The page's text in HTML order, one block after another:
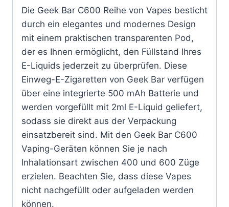
Die Geek Bar C600 Reihe von Vapes besticht
durch ein elegantes und modernes Design
mit einem praktischen transparenten Pod,
der es Ihnen ermöglicht, den Füllstand Ihres
E-Liquids jederzeit zu überprüfen. Diese
Einweg-E-Zigaretten von Geek Bar verfügen
über eine integrierte 500 mAh Batterie und
werden vorgefüllt mit 2ml E-Liquid geliefert,
sodass sie direkt aus der Verpackung
einsatzbereit sind. Mit den Geek Bar C600
Vaping-Geräten können Sie je nach
Inhalationsart zwischen 400 und 600 Züge
erzielen. Beachten Sie, dass diese Vapes
nicht nachgefüllt oder aufgeladen werden
können.